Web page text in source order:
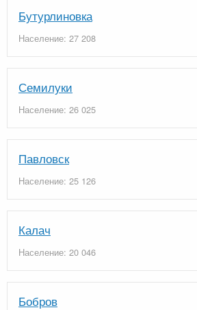
Бутурлиновка
Население: 27 208
Семилуки
Население: 26 025
Павловск
Население: 25 126
Калач
Население: 20 046
Бобров